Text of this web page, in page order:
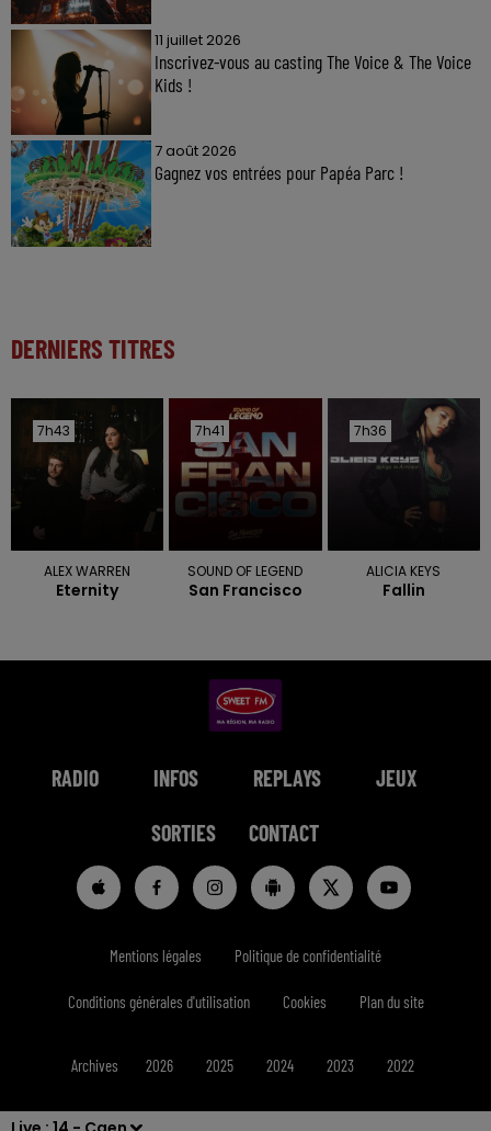
11 juillet 2026
Inscrivez-vous au casting The Voice & The Voice
Kids !
7 août 2026
Gagnez vos entrées pour Papéa Parc !
DERNIERS TITRES
7h43
7h43
ALEX WARREN
Eternity
7h41
7h41
SOUND OF LEGEND
San Francisco
7h36
7h36
ALICIA KEYS
Fallin
RADIO INFOS REPLAYS JEUX
SORTIES CONTACT
Mentions légales Politique de confidentialité
Conditions générales d'utilisation Cookies Plan du site
Archives 2026 2025 2024 2023 2022